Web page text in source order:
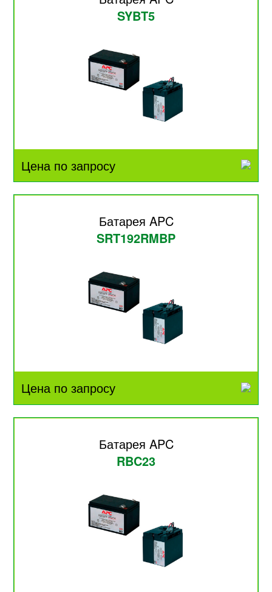
SYBT5
Цена по запросу
Батарея APC
SRT192RMBP
Цена по запросу
Батарея APC
RBC23